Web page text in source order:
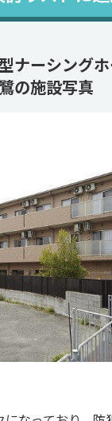
ナーシング
の施設写真